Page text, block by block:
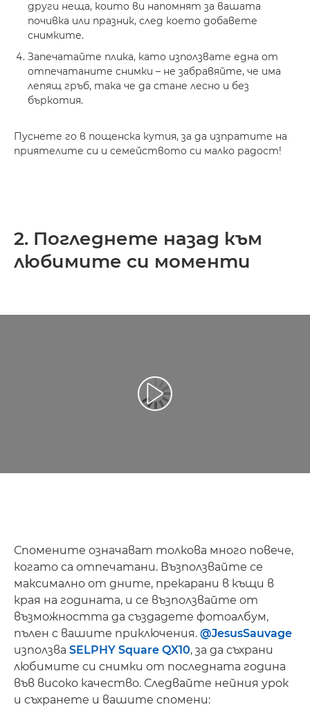
други неща, които ви напомнят за вашата
почивка или празник, след което добавете
снимките.
Запечатайте плика, като използвате една от
отпечатаните снимки – не забравяйте, че има
лепящ гръб, така че да стане лесно и без
бъркотия.
Пуснете го в пощенска кутия, за да изпратите на
приятелите си и семейството си малко радост!
2. Погледнете назад към
любимите си моменти
Възпроизведете видео
Спомените означават толкова много повече,
когато са отпечатани. Възползвайте се
максимално от дните, прекарани в къщи в
края на годината, и се възползвайте от
възможността да създадете фотоалбум,
пълен с вашите приключения. @JesusSauvage
използва SELPHY Square QX10, за да съхрани
любимите си снимки от последната година
във високо качество. Следвайте нейния урок
и съхранете и вашите спомени: